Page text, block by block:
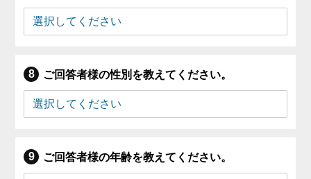
ご回答者様の性別を教えてください。
ご回答者様の年齢を教えてください。